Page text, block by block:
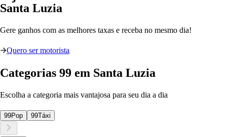
Santa Luzia
Gere ganhos com as melhores taxas e receba no mesmo dia!
Quero ser motorista
Categorias 99 em Santa Luzia
Escolha a categoria mais vantajosa para seu dia a dia
99Pop 99Táxi